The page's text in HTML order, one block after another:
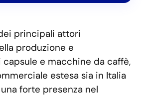
principali attori
produzione e
e macchine da caffè,
estesa sia in Italia
forte presenza nel